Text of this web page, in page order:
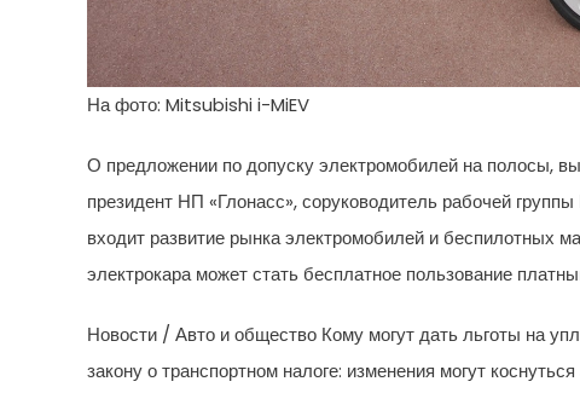
На фото: Mitsubishi i-MiEV
О предложении по допуску электромобилей на полосы,
президент НП «Глонасс», соруководитель рабочей
входит развитие рынка электромобилей и беспилотных
электрокара может стать бесплатное пользование
Новости / Авто и общество Кому могут дать льготы на
закону о транспортном налоге: изменения могут